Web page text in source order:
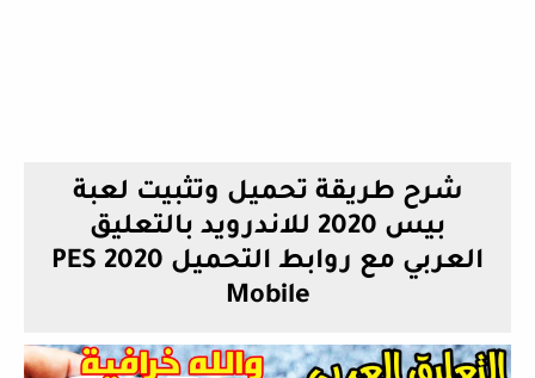
شرح طريقة تحميل وتثبيت لعبة
بيس 2020 للاندرويد بالتعليق
العربي مع روابط التحميل PES 2020
Mobile